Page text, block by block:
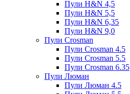
Пули H&N 4,5
Пули H&N 5,5
Пули H&N 6,35
Пули H&N 9,0
Пули Crosman
Пули Crosman 4.5
Пули Crosman 5.5
Пули Crosman 6.35
Пули Люман
Пули Люман 4.5